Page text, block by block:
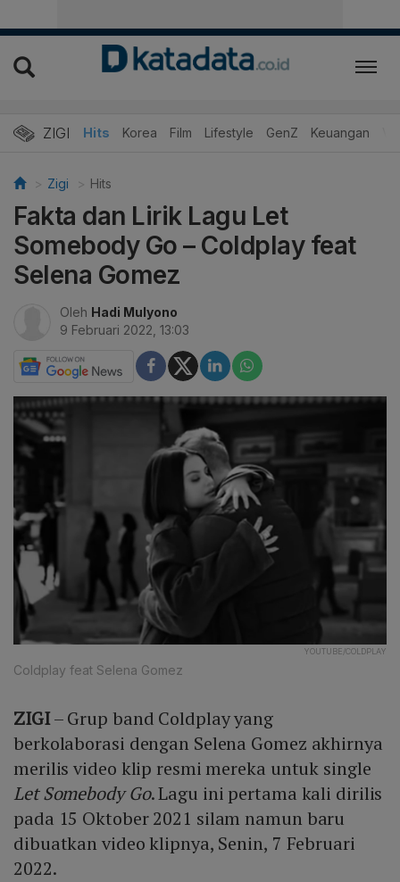
ZIGI Hits Korea Film Lifestyle GenZ Keuangan
Zigi Hits
Fakta dan Lirik Lagu Let
Somebody Go – Coldplay feat
Selena Gomez
Oleh Hadi Mulyono
9 Februari 2022, 13:03
YOUTUBE/COLDPLAY
Coldplay feat Selena Gomez
ZIGI– Grup band Coldplay yang
berkolaborasi dengan Selena Gomez akhirnya
merilis video klip resmi mereka untuk single
Let Somebody Go. Lagu ini pertama kali dirilis
pada 15 Oktober 2021 silam namun baru
dibuatkan video klipnya, Senin, 7 Februari
2022.